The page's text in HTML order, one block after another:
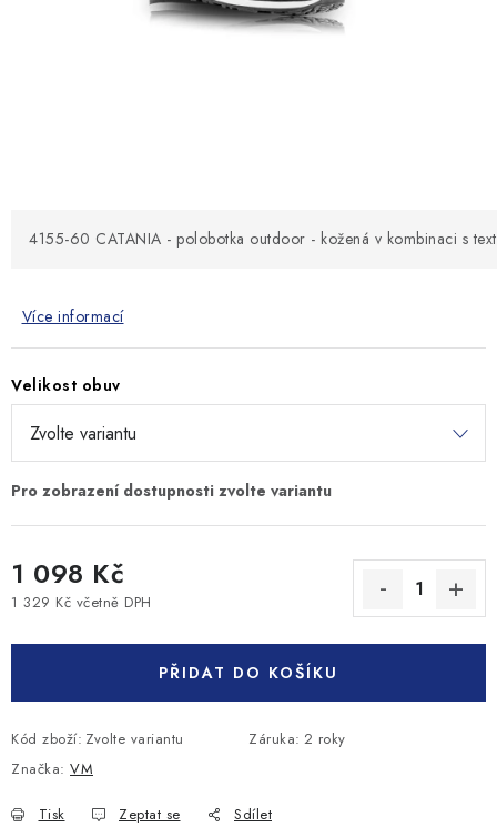
4155-60 CATANIA - polobotka outdoor - kožená v kombinaci s
Více informací
Velikost obuv
1 098 Kč
1 329 Kč včetně DPH
PŘIDAT DO KOŠÍKU
Kód zboží: Zvolte variantu Záruka: 2 roky
Značka: VM
Tisk Zeptat se Sdílet